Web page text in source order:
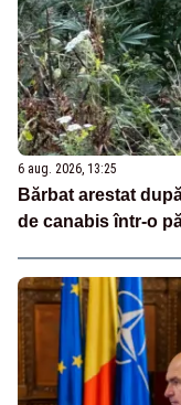
6 aug. 2026, 13:25
Bărbat arestat
de canabis într-o